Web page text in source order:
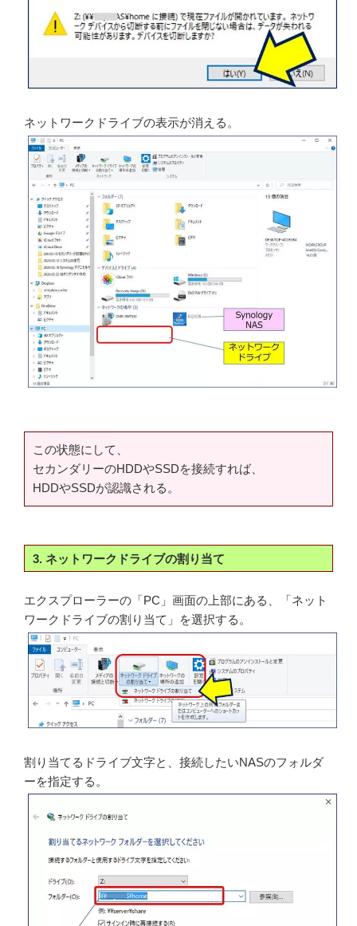
ネットワークドライブの表示が消える。
この状態にして、
セカンダリーのHDDやSSDを接続すれば、
HDDやSSDが認識される。
3. ネットワークドライブの割り当て
エクスプローラーの「PC」画面の上部にある、「ネット
ワークドライブの割り当て」を選択する。
割り当てるドライブ文字と、接続したいNASのフォルダ
ーを指定する。